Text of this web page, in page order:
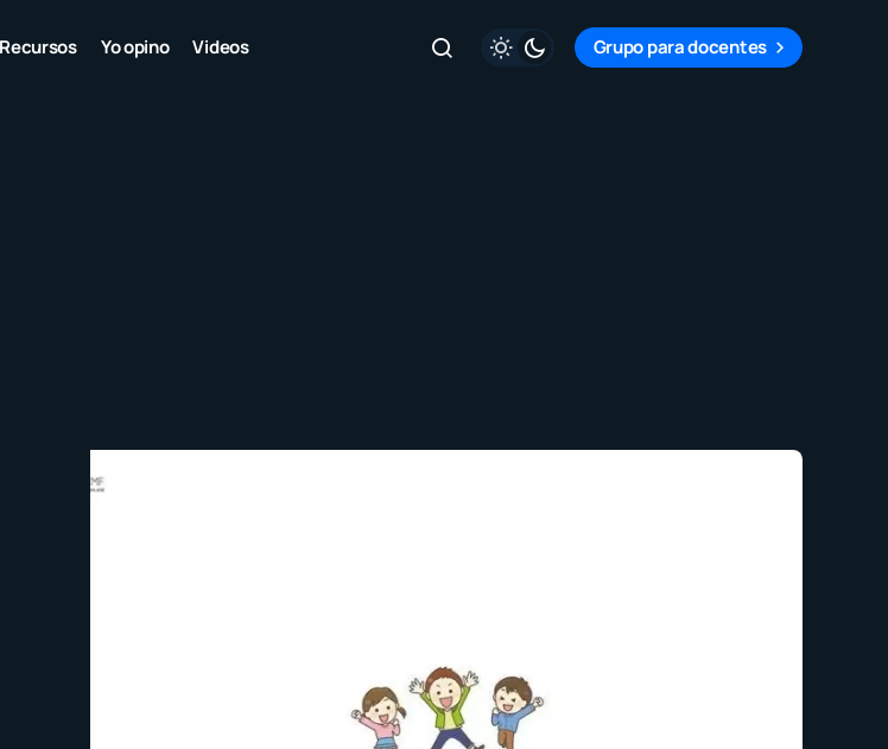
Recursos Yo opino Videos Grupo para docentes